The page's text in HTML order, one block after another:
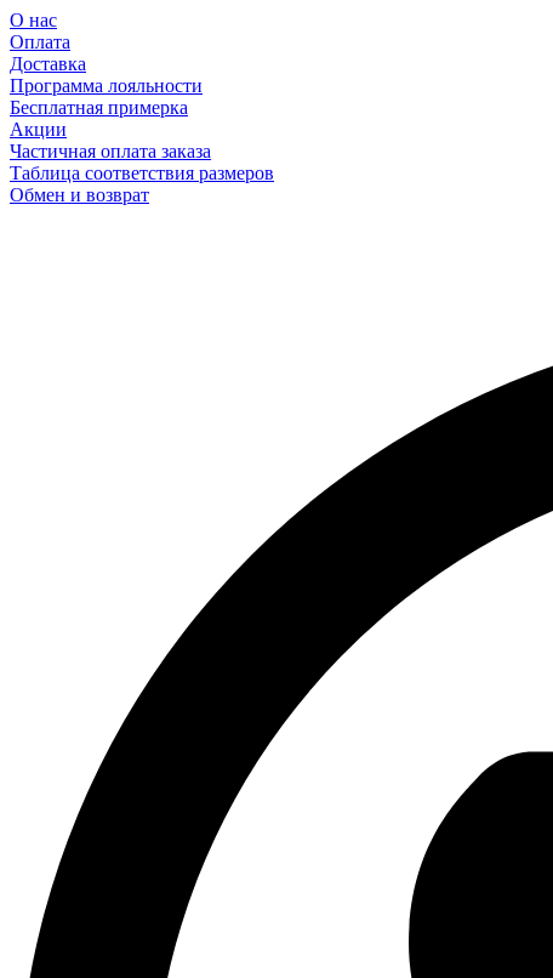
О нас
Оплата
Доставка
Программа лояльности
Бесплатная примерка
Акции
Частичная оплата заказа
Таблица соответствия размеров
Обмен и возврат